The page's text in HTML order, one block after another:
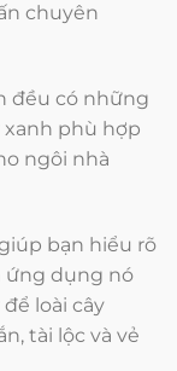
chuyên
đều có những
xanh phù hợp
ngôi nhà
bạn hiểu rõ
ứng dụng nó
loài cây
tài lộc và vẻ